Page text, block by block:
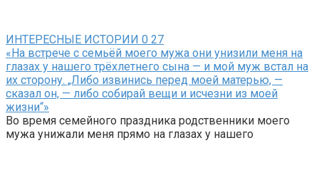
ИНТЕРЕСНЫЕ ИСТОРИИ 0 27
«На встрече с семьёй моего мужа они унизили меня на
глазах у нашего трёхлетнего сына — и мой муж встал на
их сторону. „Либо извинись перед моей матерью, —
сказал он, — либо собирай вещи и исчезни из моей
жизни“»
Во время семейного праздника родственники моего
мужа унижали меня прямо на глазах у нашего